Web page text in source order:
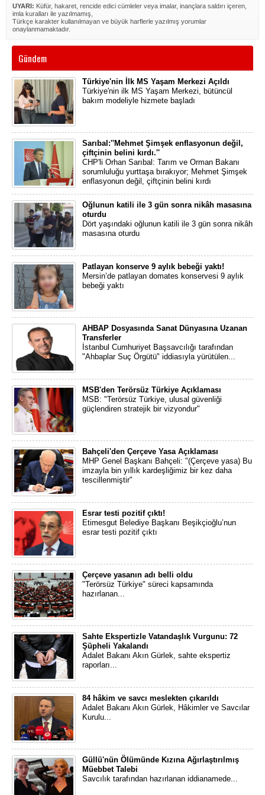
UYARI: Küfür, hakaret, rencide edici cümleler veya imalar, inançlara saldırı içeren,
imla kuralları ile yazılmamış,
Türkçe karakter kullanılmayan ve büyük harflerle yazılmış yorumlar
onaylanmamaktadır.
Gündem
Türkiye'nin İlk MS Yaşam Merkezi Açıldı
Türkiye'nin ilk MS Yaşam Merkezi, bütüncül
bakım modeliyle hizmete başladı
Sarıbal:''Mehmet Şimşek enflasyonun değil,
çiftçinin belini kırdı.''
CHP'li Orhan Sarıbal: Tarım ve Orman Bakanı
sorumluluğu yurttaşa bırakıyor; Mehmet Şimşek
enflasyonun değil, çiftçinin belini kırdı
Oğlunun katili ile 3 gün sonra nikâh masasına
oturdu
Dört yaşındaki oğlunun katili ile 3 gün sonra nikâh
masasına oturdu
Patlayan konserve 9 aylık bebeği yaktı!
Mersin’de patlayan domates konservesi 9 aylık
bebeği yaktı
AHBAP Dosyasında Sanat Dünyasına Uzanan
Transferler
İstanbul Cumhuriyet Başsavcılığı tarafından
"Ahbaplar Suç Örgütü" iddiasıyla yürütülen...
MSB'den Terörsüz Türkiye Açıklaması
MSB: "Terörsüz Türkiye, ulusal güvenliği
güçlendiren stratejik bir vizyondur"
Bahçeli'den Çerçeve Yasa Açıklaması
MHP Genel Başkanı Bahçeli: "(Çerçeve yasa) Bu
imzayla bin yıllık kardeşliğimiz bir kez daha
tescillenmiştir"
Esrar testi pozitif çıktı!
Etimesgut Belediye Başkanı Beşikçioğlu’nun
esrar testi pozitif çıktı
Çerçeve yasanın adı belli oldu
"Terörsüz Türkiye" süreci kapsamında
hazırlanan...
Sahte Ekspertizle Vatandaşlık Vurgunu: 72
Şüpheli Yakalandı
Adalet Bakanı Akın Gürlek, sahte ekspertiz
raporları...
84 hâkim ve savcı meslekten çıkarıldı
Adalet Bakanı Akın Gürlek, Hâkimler ve Savcılar
Kurulu...
Güllü'nün Ölümünde Kızına Ağırlaştırılmış
Müebbet Talebi
Savcılık tarafından hazırlanan iddianamede...